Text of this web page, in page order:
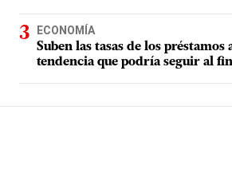
ECONOMÍA
Suben las tasas de los préstamos
tendencia que podría seguir al